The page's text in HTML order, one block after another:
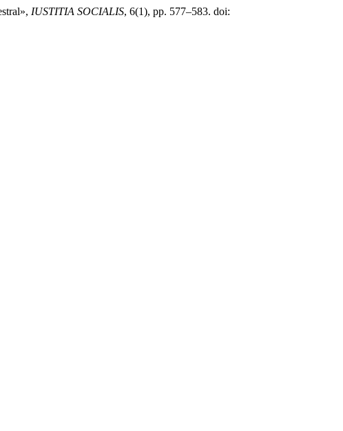
IUSTITIA SOCIALIS, 6(1), pp. 577–583. doi: